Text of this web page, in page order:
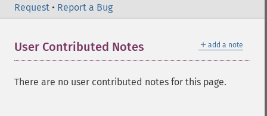
Request • Report a Bug
＋ add a note
User Contributed Notes
There are no user contributed notes for this page.